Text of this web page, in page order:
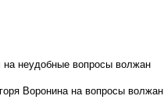
на неудобные вопросы волжан
Воронина на вопросы волжан